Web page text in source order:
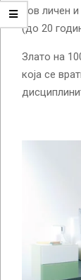
нов личен
(до 20
Злато на
која се